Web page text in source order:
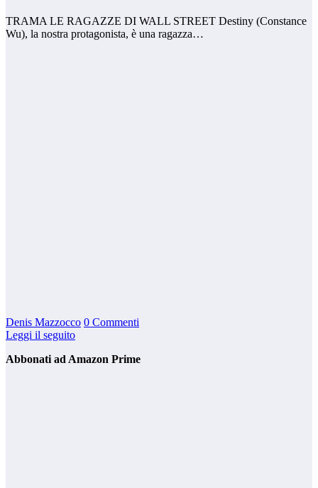
TRAMA LE RAGAZZE DI WALL STREET Destiny (Constance
Wu), la nostra protagonista, è una ragazza…
Denis Mazzocco 0 Commenti
Leggi il seguito
Abbonati ad Amazon Prime